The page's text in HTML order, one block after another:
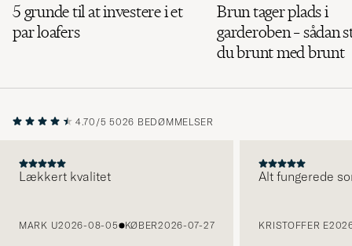
5 grunde til at investere i et
par loafers
Brun tager plads i
garderoben – sådan
du brunt med brunt
4.70/5 5026 BEDØMMELSER
Lækkert kvalitet
MARK U2026-08-05 KØBER2026-07-27
Alt fungerede
KRISTOFFER E